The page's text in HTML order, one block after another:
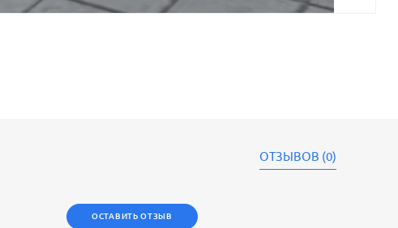
ОТЗЫВОВ (0)
ОСТАВИТЬ ОТЗЫВ